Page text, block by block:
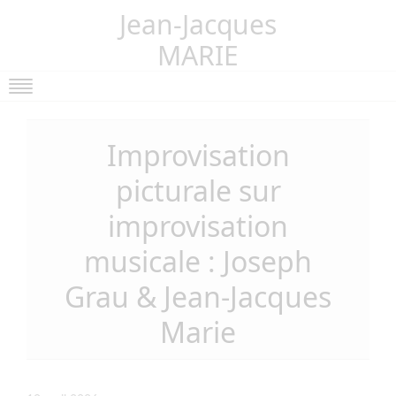
Jean-Jacques
MARIE
Collections
Les Scriptoglyphes
Évolution
Vidéos
Pensées
Improvisation
picturale sur
improvisation
musicale : Joseph
Grau & Jean-Jacques
Marie